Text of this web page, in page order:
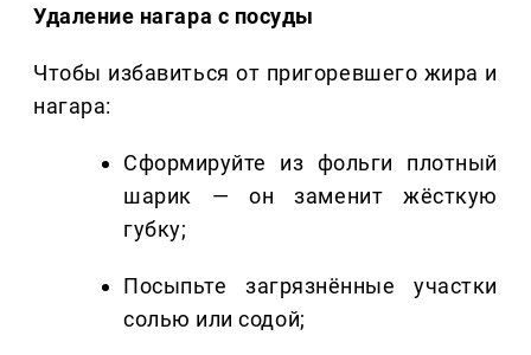
Удаление нагара с посуды
Чтобы избавиться от пригоревшего жира и
нагара:
Сформируйте из фольги плотный
шарик — он заменит жёсткую
губку;
Посыпьте загрязнённые участки
солью или содой;